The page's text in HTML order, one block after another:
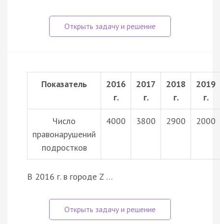
Показатель
2016
г.
2017
г.
2018
г.
2019
г.
Число
правонарушений
подростков
4000 3800 2900 2000
В 2016 г. в городе Z …